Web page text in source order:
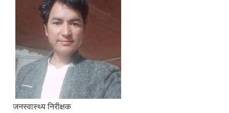
जनस्वास्थ्य निरीक्षक